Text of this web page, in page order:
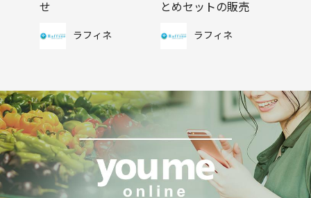
せ
ラフィネ
とめセットの販売
ラフィネ